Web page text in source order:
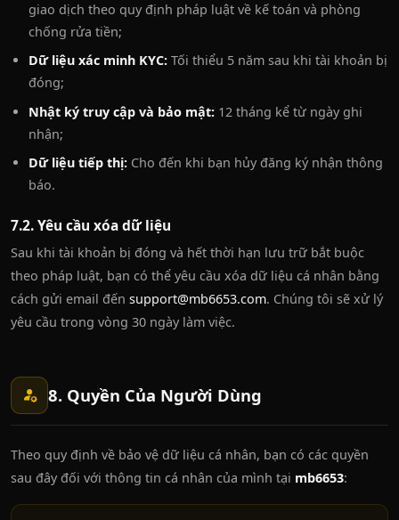
giao dịch theo quy định pháp luật về kế toán và phòng
chống rửa tiền;
Dữ liệu xác minh KYC: Tối thiểu 5 năm sau khi tài khoản bị
đóng;
Nhật ký truy cập và bảo mật: 12 tháng kể từ ngày ghi
nhận;
Dữ liệu tiếp thị: Cho đến khi bạn hủy đăng ký nhận thông
báo.
7.2. Yêu cầu xóa dữ liệu
Sau khi tài khoản bị đóng và hết thời hạn lưu trữ bắt buộc
theo pháp luật, bạn có thể yêu cầu xóa dữ liệu cá nhân bằng
cách gửi email đến support@mb6653.com. Chúng tôi sẽ xử lý
yêu cầu trong vòng 30 ngày làm việc.
8. Quyền Của Người Dùng
Theo quy định về bảo vệ dữ liệu cá nhân, bạn có các quyền
sau đây đối với thông tin cá nhân của mình tại mb6653: